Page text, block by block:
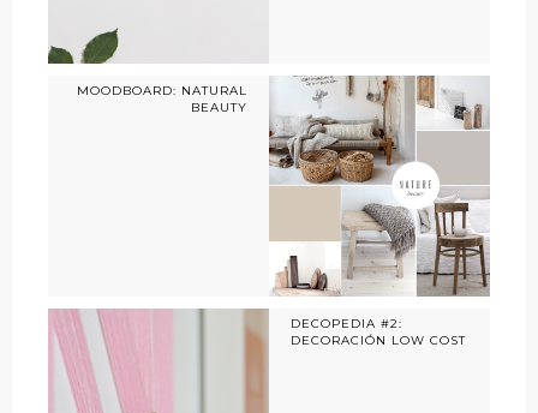
MOODBOARD: NATURAL
BEAUTY
DECOPEDIA #2:
DECORACIÓN LOW COST